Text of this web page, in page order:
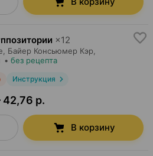
×12
Байер Консьюмер Кэр
• без рецепта
Инструкция
р.
В корзину